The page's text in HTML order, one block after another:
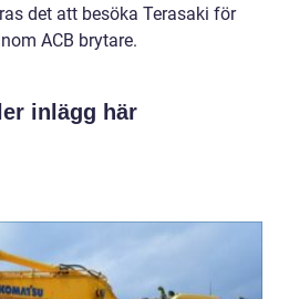
det att besöka Terasaki för
ACB brytare.
inlägg här